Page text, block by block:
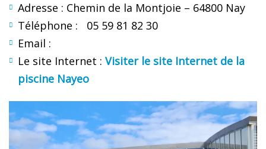
Adresse : Chemin de la Montjoie – 64800 Nay
Téléphone : 05 59 81 82 30
Email :
Le site Internet : Visiter le site Internet de la
piscine Nayeo